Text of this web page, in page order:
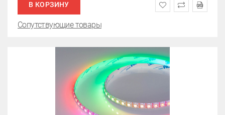
В КОРЗИНУ
Сопутствующие товары